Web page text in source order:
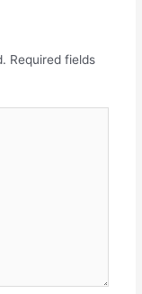
Required fields